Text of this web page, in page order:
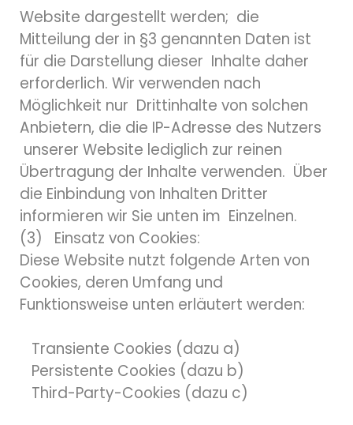
Website dargestellt werden; die
Mitteilung der in §3 genannten Daten ist
für die Darstellung dieser Inhalte daher
erforderlich. Wir verwenden nach
Möglichkeit nur Drittinhalte von solchen
Anbietern, die die IP-Adresse des Nutzers
unserer Website lediglich zur reinen
Übertragung der Inhalte verwenden. Über
die Einbindung von Inhalten Dritter
informieren wir Sie unten im Einzelnen.
(3) Einsatz von Cookies:
Diese Website nutzt folgende Arten von
Cookies, deren Umfang und
Funktionsweise unten erläutert werden:
Transiente Cookies (dazu a)
Persistente Cookies (dazu b)
Third-Party-Cookies (dazu c)